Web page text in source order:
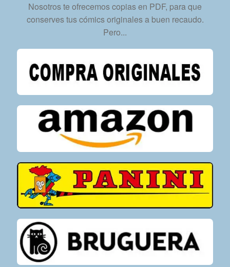
Nosotros te ofrecemos copias en PDF, para que
conserves tus cómics originales a buen recaudo.
Pero...